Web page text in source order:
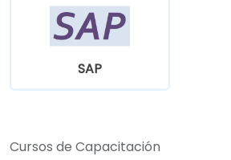
SAP
Cursos de Capacitación